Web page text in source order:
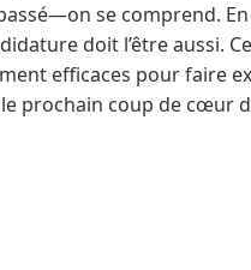
se comprend.
doit l’être aussi.
efficaces pour faire
prochain coup de cœur